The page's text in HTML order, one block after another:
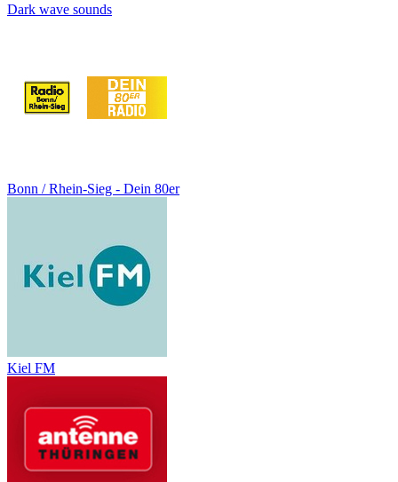
Dark wave sounds
Bonn / Rhein-Sieg - Dein 80er
Kiel FM